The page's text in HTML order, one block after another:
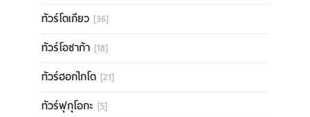
ทัวร์โตเกียว [36]
ทัวร์โอซาก้า [18]
ทัวร์ฮอกไกโด [21]
ทัวร์ฟุกุโอกะ [5]